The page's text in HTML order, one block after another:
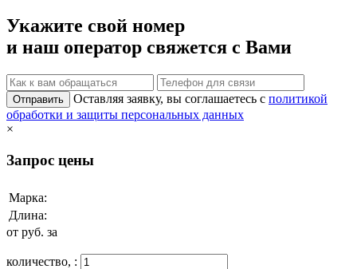
Укажите свой номер
и наш оператор свяжется с Вами
Отправить Оставляя заявку, вы соглашаетесь с политикой
обработки и защиты персональных данных
×
Запрос цены
Марка:
Длина:
от руб. за
количество, :